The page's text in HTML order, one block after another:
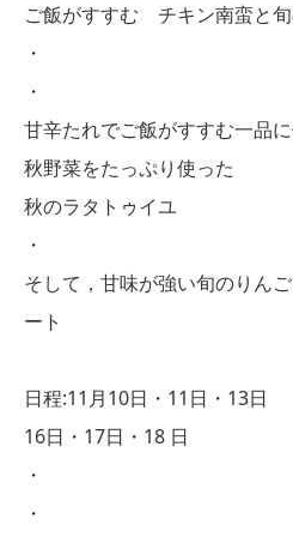
ご飯がすすむ チキン南蛮と
・
・
甘辛たれでご飯がすすむ一品
秋野菜をたっぷり使った
秋のラタトゥイユ
・
そして，甘味が強い旬のりん
ート
日程:11月10日・11日・13日
16日・17日・18 日
・
・